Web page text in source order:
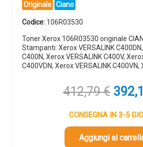
Originale Ciano
Codice: 106R03530
Toner Xerox 106R03530 originale
Stampanti: Xerox VERSALINK
C400N, Xerox VERSALINK C400V,
C400VDN, Xerox VERSALINK C400VN,
412,79€ Il
era:
CONSEGNA IN 3-5
Aggiungi al